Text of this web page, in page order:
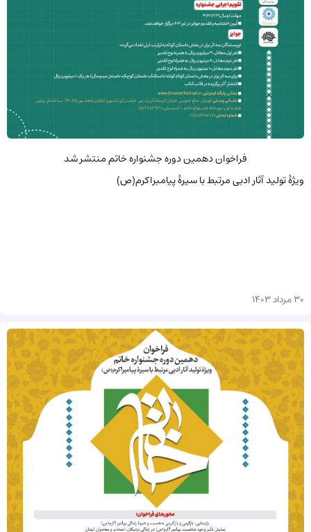
فراخوان دهمین دوره جشنواره خاتم منتشر شد
ویژۀ تولید آثار ادبی مرتبط با سیرۀ پیامبراکرم(ص)
30 مرداد 1403